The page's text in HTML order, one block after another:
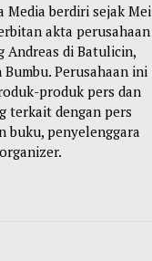
Media berdiri sejak Mei
akta perusahaan
Andreas di Batulicin,
Perusahaan ini
produk pers dan
terkait dengan pers
buku, penyelenggara